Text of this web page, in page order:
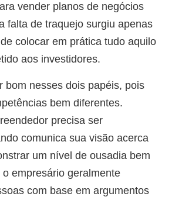
vender planos de negócios
falta de traquejo surgiu apenas
colocar em prática tudo aquilo
aos investidores.
bom nesses dois papéis, pois
bem diferentes.
precisa ser
comunica sua visão acerca
um nível de ousadia bem
empresário geralmente
com base em argumentos